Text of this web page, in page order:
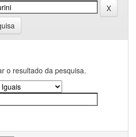
o resultado da pesquisa.